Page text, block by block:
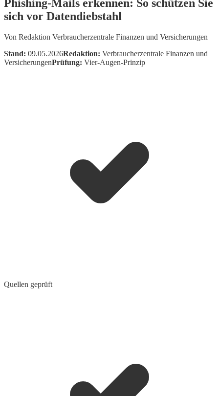
Phishing-Mails erkennen: So schützen Sie
sich vor Datendiebstahl
Von Redaktion Verbraucherzentrale Finanzen und Versicherungen
Stand: 09.05.2026Redaktion: Verbraucherzentrale Finanzen und
VersicherungenPrüfung: Vier-Augen-Prinzip
Quellen geprüft